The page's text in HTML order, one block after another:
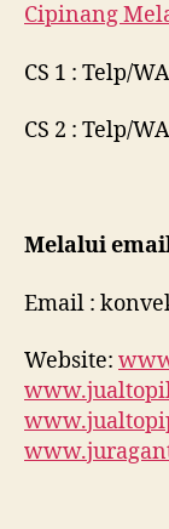
Cipinang
CS 1 : Telp/
CS 2 : Telp/
Melalui
Email :
Website: